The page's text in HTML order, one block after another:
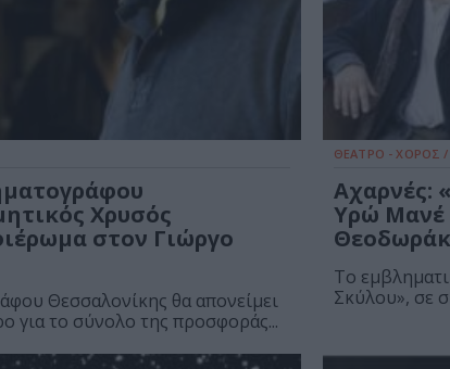
Χρυσός
στον Γιώργο
Θεσσαλονίκης θα απονείμει
για το σύνολο της προσφοράς...
ΘΕΑΤΡΟ - ΧΟΡΟΣ /
Αχαρνές:
Υρώ Μανέ
Το
Σκύλου», σε